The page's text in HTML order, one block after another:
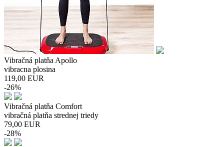
Vibračná platňa Apollo
vibracna plosina
119,00 EUR
-26%
Vibračná platňa Comfort
vibračná platňa strednej triedy
79,00 EUR
-28%